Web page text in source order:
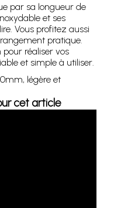
par sa longueur de
et ses
Vous profitez aussi
pratique.
réaliser vos
et simple à utiliser.
légère et
cet article